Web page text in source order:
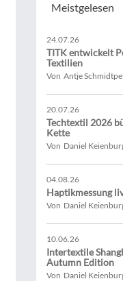
Meistgelesen
24.07.26
TITK entwickelt
Textilien
Von Antje
20.07.26
Techtextil 2026
Kette
Von Daniel
04.08.26
Haptikmessung
Von Daniel
10.06.26
Intertextile
Autumn Edition
Von Daniel